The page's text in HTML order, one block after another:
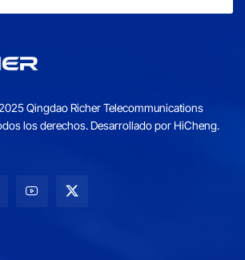
Qingdao Richer Telecommunications
los derechos.Desarrollado por HiCheng.